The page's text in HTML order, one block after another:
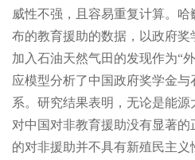
威性不强，且容易重复计算。
布的教育援助的数据，以政府
加入石油天然气田的发现作为“
应模型分析了中国政府奖学金
系。研究结果表明，无论是能
对中国对非教育援助没有显著的
的对非援助并不具有新殖民主